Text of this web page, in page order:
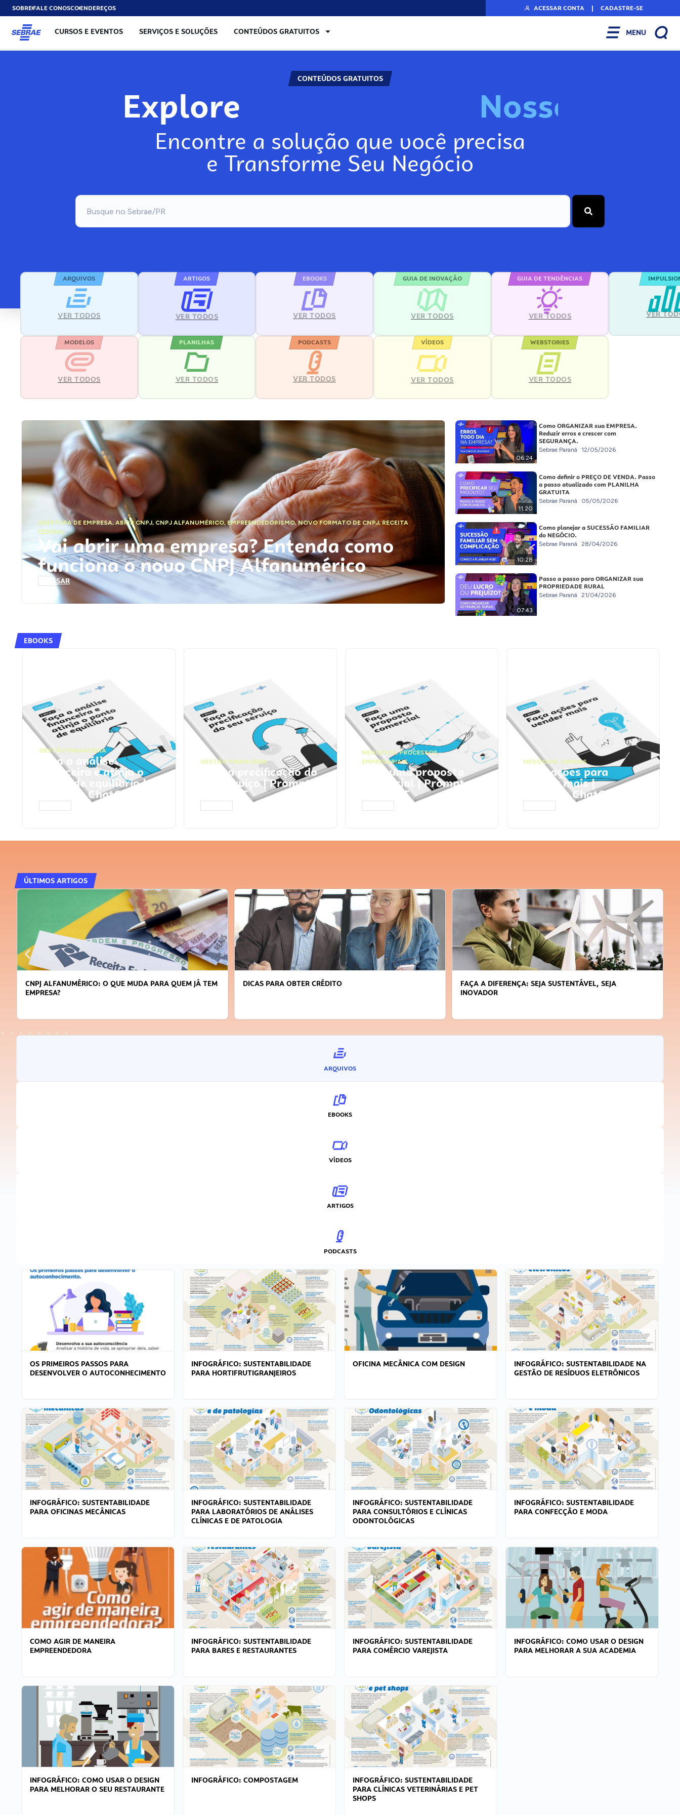
SOBREFALE CONOSCOENDEREÇOS ACESSAR CONTA | CADASTRE-SE
CURSOS E EVENTOS SERVIÇOS E SOLUÇÕES CONTEÚDOS GRATUITOS MENU
CONTEÚDOS GRATUITOS
Explore Nos
Encontre a solução que você precisa
e Transforme Seu Negócio
ARQUIVOS
VER TODOS
ARTIGOS
VER TODOS
EBOOKS
VER TODOS
GUIA DE INOVAÇÃO
VER TODOS
GUIA DE TENDÊNCIAS
VER TODOS VER
MODELOS
VER TODOS
PLANILHAS
VER TODOS
PODCASTS
VER TODOS
VÍDEOS
VER TODOS
WEBSTORIES
VER TODOS
ABERTURA DE EMPRESA,ABRIR CNPJ, CNPJ ALFANUMÉRICO, EMPREENDEDORISMO,NOVO FORMATO DE CNPJ,RECEITA
FEDERAL
Vai abrir uma empresa? Entenda como
funciona o novo CNPJ Alfanumérico
ACESSAR
06:24
Como ORGANIZAR sua EMPRESA.
Reduzir erros e crescer com
SEGURANÇA.
Sebrae Paraná 12/05/2026
11:20
Como definir o PREÇO DE VENDA. Passo
a passo atualizado com PLANILHA
GRATUITA
Sebrae Paraná 05/05/2026
10:28
Como planejar a SUCESSÃO FAMILIAR
do NEGÓCIO.
Sebrae Paraná 28/04/2026
07:43
Passo a passo para ORGANIZAR sua
PROPRIEDADE RURAL
Sebrae Paraná 21/04/2026
EBOOKS
GESTÃO FINANCEIRA
Faça a análise
financeira e atinja o
ponto de equilíbrio |
Prompts ChatGPT
GESTÃO FINANCEIRA
Faça a precificação do
seu serviço | Prompts
ChatGPT
NEGÓCIOS,PROCESSOS
EMPRESARIAIS
Faça uma proposta
comercial | Prompts
ChatGPT
NEGÓCIOS, VENDAS
Faça ações para
vender mais |
Prompts ChatGPT
ÚLTIMOS ARTIGOS
CNPJ ALFANUMÉRICO: O QUE MUDA PARA QUEM JÁ TEM
EMPRESA?
DICAS PARA OBTER CRÉDITO
FAÇA A DIFERENÇA: SEJA SUSTENTÁVEL, SEJA
INOVADOR
ARQUIVOS
EBOOKS
VÍDEOS
ARTIGOS
PODCASTS
OS PRIMEIROS PASSOS PARA
DESENVOLVER O AUTOCONHECIMENTO
INFOGRÁFICO: SUSTENTABILIDADE
PARA HORTIFRUTIGRANJEIROS
OFICINA MECÂNICA COM DESIGN
INFOGRÁFICO: SUSTENTABILIDADE NA
GESTÃO DE RESÍDUOS ELETRÔNICOS
INFOGRÁFICO: SUSTENTABILIDADE
PARA OFICINAS MECÂNICAS
INFOGRÁFICO: SUSTENTABILIDADE
PARA LABORATÓRIOS DE ANÁLISES
CLÍNICAS E DE PATOLOGIA
INFOGRÁFICO: SUSTENTABILIDADE
PARA CONSULTÓRIOS E CLÍNICAS
ODONTOLÓGICAS
INFOGRÁFICO: SUSTENTABILIDADE
PARA CONFECÇÃO E MODA
COMO AGIR DE MANEIRA
EMPREENDEDORA
INFOGRÁFICO: SUSTENTABILIDADE
PARA BARES E RESTAURANTES
INFOGRÁFICO: SUSTENTABILIDADE
PARA COMÉRCIO VAREJISTA
INFOGRÁFICO: COMO USAR O DESIGN
PARA MELHORAR A SUA ACADEMIA
INFOGRÁFICO: COMO USAR O DESIGN
PARA MELHORAR O SEU RESTAURANTE
INFOGRÁFICO: COMPOSTAGEM
INFOGRÁFICO: SUSTENTABILIDADE
PARA CLÍNICAS VETERINÁRIAS E PET
SHOPS